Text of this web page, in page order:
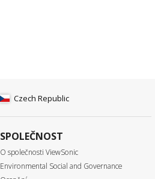
Czech Republic
SPOLEČNOST
O společnosti ViewSonic
Environmental Social and Governance